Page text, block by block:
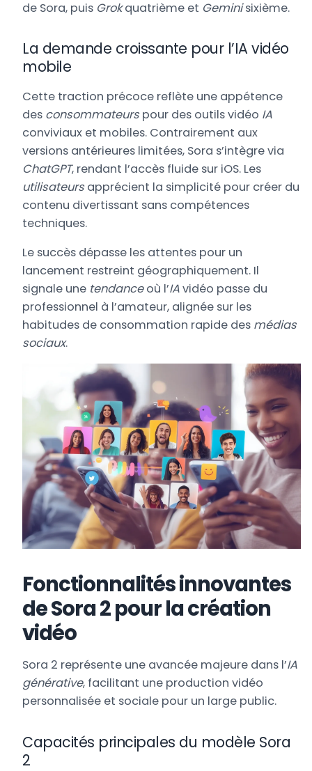
de Sora, puis Grokquatrième et Geminisixième.
La demande croissante pour l’IA vidéo
mobile
Cette traction précoce reflète une appétence
des consommateurs pour des outils vidéo IA
conviviaux et mobiles. Contrairement aux
versions antérieures limitées, Sora s’intègre via
ChatGPT, rendant l’accès fluide sur iOS. Les
utilisateurs apprécient la simplicité pour créer du
contenu divertissant sans compétences
techniques.
Le succès dépasse les attentes pour un
lancement restreint géographiquement. Il
signale une tendanceoù l’IAvidéo passe du
professionnel à l’amateur, alignée sur les
habitudes de consommation rapide des médias
sociaux.
Fonctionnalités innovantes
de Sora 2 pour la création
vidéo
Sora 2 représente une avancée majeure dans l’IA
générative, facilitant une production vidéo
personnalisée et sociale pour un large public.
Capacités principales du modèle Sora
2